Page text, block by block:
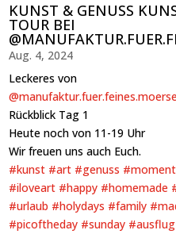
KUNST & GENUSS
TOUR BEI
Aug. 4, 2024
Leckeres von
Rückblick Tag 1
Heute noch von 11-19 Uhr
Wir freuen uns auch Euch.
#kunst #art #genuss
#iloveart #happy #homemade
#urlaub #holydays #family
#picoftheday #sunday #ausflug